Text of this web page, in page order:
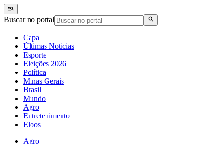
Buscar no portal
Capa
Últimas Notícias
Esporte
Eleições 2026
Política
Minas Gerais
Brasil
Mundo
Agro
Entretenimento
Eloos
Agro